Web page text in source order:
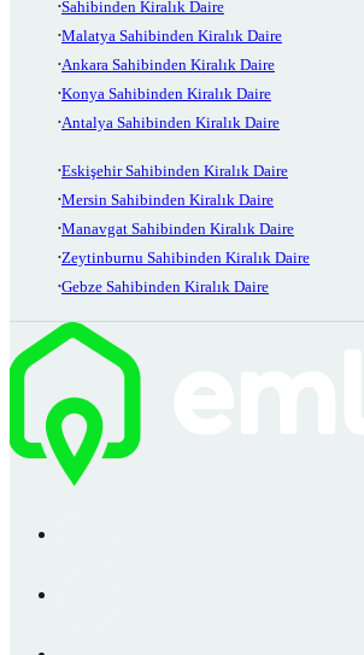
Sahibinden Kiralık Daire
Malatya Sahibinden Kiralık Daire
Ankara Sahibinden Kiralık Daire
Konya Sahibinden Kiralık Daire
Antalya Sahibinden Kiralık Daire
Eskişehir Sahibinden Kiralık Daire
Mersin Sahibinden Kiralık Daire
Manavgat Sahibinden Kiralık Daire
Zeytinburnu Sahibinden Kiralık Daire
Gebze Sahibinden Kiralık Daire